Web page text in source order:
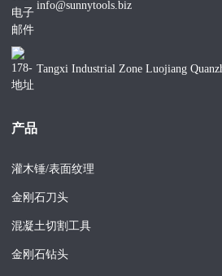
info@sunnytools.biz
Tangxi Industrial Zone Luojiang
产品
灌木锤/表面纹理
金刚石刀头
混凝土切割工具
金刚石钻头